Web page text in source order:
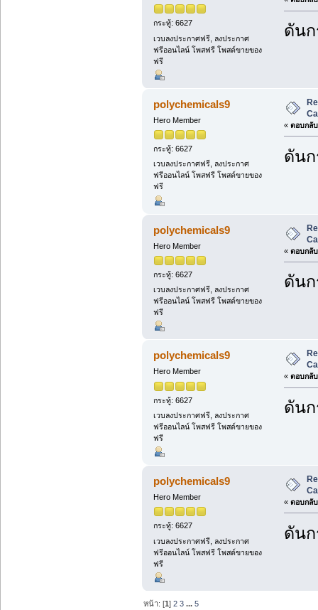
กระทู้: 6627
เวบลงประกาศฟรี, ลงประกาศ
ฟรีออนไลน์ โพสฟรี โพสต์ขายของ
ฟรี
ดัน
polychemicals9
Hero Member
กระทู้: 6627
เวบลงประกาศฟรี, ลงประกาศ
ฟรีออนไลน์ โพสฟรี โพสต์ขายของ
ฟรี
« ตอบกลั
ดัน
polychemicals9
Hero Member
กระทู้: 6627
เวบลงประกาศฟรี, ลงประกาศ
ฟรีออนไลน์ โพสฟรี โพสต์ขายของ
ฟรี
« ตอบกลั
ดัน
polychemicals9
Hero Member
กระทู้: 6627
เวบลงประกาศฟรี, ลงประกาศ
ฟรีออนไลน์ โพสฟรี โพสต์ขายของ
ฟรี
« ตอบกลั
ดัน
polychemicals9
Hero Member
กระทู้: 6627
เวบลงประกาศฟรี, ลงประกาศ
ฟรีออนไลน์ โพสฟรี โพสต์ขายของ
ฟรี
« ตอบกลั
ดัน
หน้า: [1]2 3 ...5